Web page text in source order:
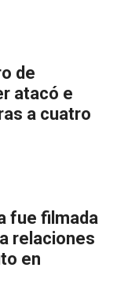
de
atacó e
a cuatro
fue filmada
relaciones
en